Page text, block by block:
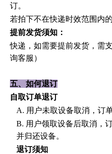
订。
若拍下不在快递时效范围内
提前发货须知：
快递，如需要提前发货，需
询客服）
五、如何退订
自取订单退订
A. 用户未取设备取消，订
B. 用户领取设备后取消，
并归还设备。
退订须知